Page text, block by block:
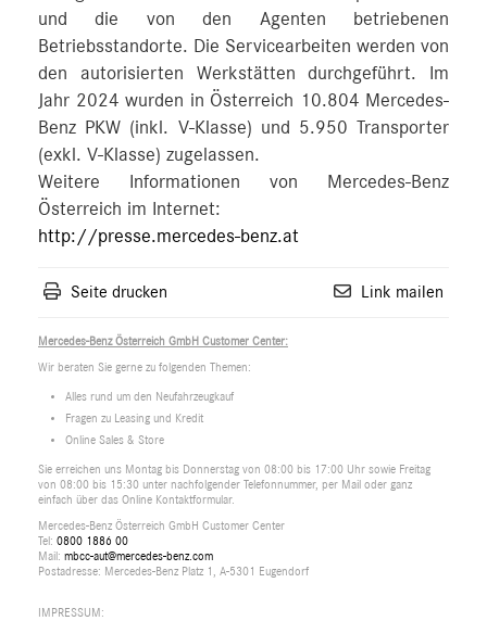
und die von den Agenten betriebenen
Betriebsstandorte. Die Servicearbeiten werden von
den autorisierten Werkstätten durchgeführt. Im
Jahr 2024 wurden in Österreich 10.804 Mercedes-
Benz PKW (inkl. V-Klasse) und 5.950 Transporter
(exkl. V-Klasse) zugelassen.
Weitere Informationen von Mercedes-Benz
Österreich im Internet:
http://presse.mercedes-benz.at
Seite drucken Link mailen
Mercedes-Benz Österreich GmbH Customer Center:
Wir beraten Sie gerne zu folgenden Themen:
Alles rund um den Neufahrzeugkauf
Fragen zu Leasing und Kredit
Online Sales & Store
Sie erreichen uns Montag bis Donnerstag von 08:00 bis 17:00 Uhr sowie Freitag
von 08:00 bis 15:30 unter nachfolgender Telefonnummer, per Mail oder ganz
einfach über das Online Kontaktformular.
Mercedes-Benz Österreich GmbH Customer Center
Tel: 0800 1886 00
Mail: mbcc-aut@mercedes-benz.com
Postadresse: Mercedes-Benz Platz 1, A-5301 Eugendorf
IMPRESSUM: